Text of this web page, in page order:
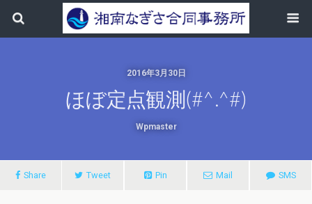
2016年3月30日
ほぼ定点観測(#^.^#)
Wpmaster
Share Tweet Pin Mail SMS